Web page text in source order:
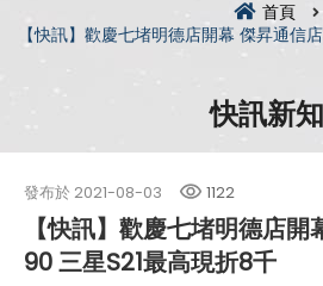
首頁
【快訊】歡慶七堵明德店開幕 傑昇通信
快訊新知
發布於 2021-08-03 1122
【快訊】歡慶七堵明德店
90 三星S21最高現折8千